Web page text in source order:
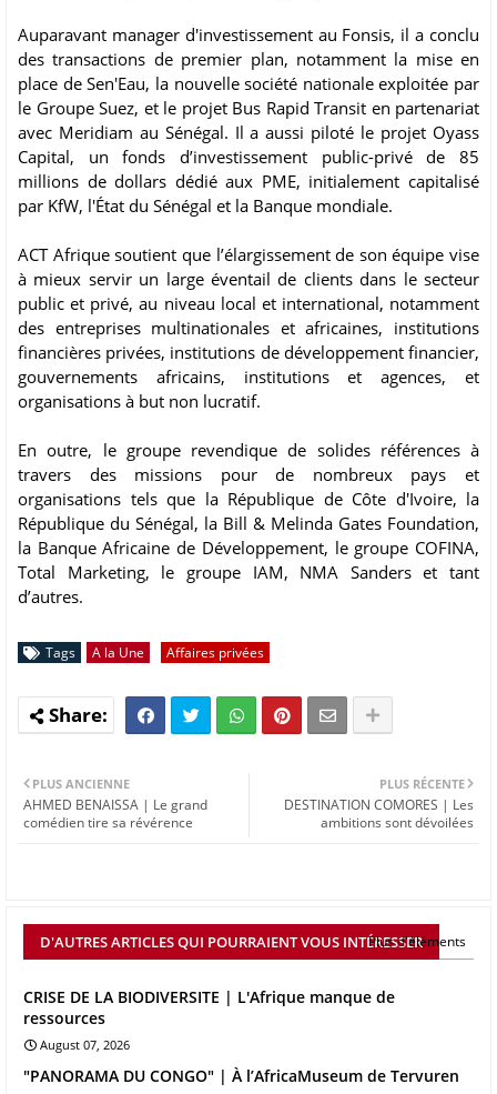
Auparavant manager d'investissement au Fonsis, il a conclu
des transactions de premier plan, notamment la mise en
place de Sen'Eau, la nouvelle société nationale exploitée par
le Groupe Suez, et le projet Bus Rapid Transit en partenariat
avec Meridiam au Sénégal. Il a aussi piloté le projet Oyass
Capital, un fonds d’investissement public-privé de 85
millions de dollars dédié aux PME, initialement capitalisé
par KfW, l'État du Sénégal et la Banque mondiale.
ACT Afrique soutient que l’élargissement de son équipe vise
à mieux servir un large éventail de clients dans le secteur
public et privé, au niveau local et international, notamment
des entreprises multinationales et africaines, institutions
financières privées, institutions de développement financier,
gouvernements africains, institutions et agences, et
organisations à but non lucratif.
En outre, le groupe revendique de solides références à
travers des missions pour de nombreux pays et
organisations tels que la République de Côte d'Ivoire, la
République du Sénégal, la Bill & Melinda Gates Foundation,
la Banque Africaine de Développement, le groupe COFINA,
Total Marketing, le groupe IAM, NMA Sanders et tant
d’autres.
Tags A la Une Affaires privées
PLUS RÉCENTE
DESTINATION COMORES | Les
ambitions sont dévoilées
PLUS ANCIENNE
AHMED BENAISSA | Le grand
comédien tire sa révérence
D'AUTRES ARTICLES QUI POURRAIENT VOUS INTÉRESSER
Plus d'éléments
CRISE DE LA BIODIVERSITE | L'Afrique manque de
ressources
August 07, 2026
"PANORAMA DU CONGO" | À l’AfricaMuseum de Tervuren